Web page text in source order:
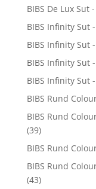
BIBS De Lux
BIBS Infinity Sut
BIBS Infinity Sut
BIBS Infinity Sut
BIBS Infinity Sut
BIBS Rund
BIBS Rund
(39)
BIBS Rund
BIBS Rund
(43)